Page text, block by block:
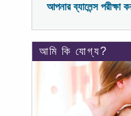
আপনার ব্যালেন্স পরীক্ষা
আমি কি যোগ্য?